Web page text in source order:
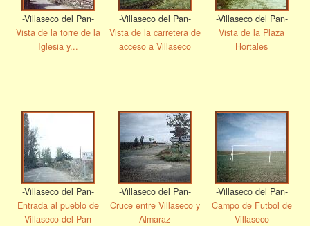
-Villaseco del Pan-
Vista de la torre de la
Iglesia y...
-Villaseco del Pan-
Vista de la carretera de
acceso a Villaseco
-Villaseco del Pan-
Vista de la Plaza
Hortales
-Villaseco del Pan-
Entrada al pueblo de
Villaseco del Pan
-Villaseco del Pan-
Cruce entre Villaseco y
Almaraz
-Villaseco del Pan-
Campo de Futbol de
Villaseco